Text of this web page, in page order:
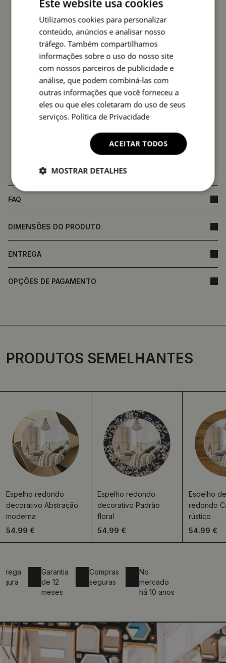
diferir em cor da apresentada na oferta.Tal facto não
afecta a qualidade do produto nem constitui
fundamento para reclamação.
FAQ
DIMENSÕES DO PRODUTO
ENTREGA
OPÇÕES DE PAGAMENTO
PRODUTOS SEMELHANTES
Espelho redondo
decorativo Abstração
moderna
54.99 €
Espelho redondo
decorativo Padrão
floral
54.99 €
Espelho
redondo
rústico
54.99 €
Garantia
de 12
meses
Compras
seguras
mercado
há 10 anos
Este website usa cookies
Utilizamos cookies para personalizar
conteúdo, anúncios e analisar nosso
tráfego. Também compartilhamos
informações sobre o uso do nosso site
com nossos parceiros de publicidade e
análise, que podem combiná-las com
outras informações que você forneceu a
eles ou que eles coletaram do uso de seus
serviços. Política de Privacidade
ACEITAR TODOS
MOSTRAR DETALHES